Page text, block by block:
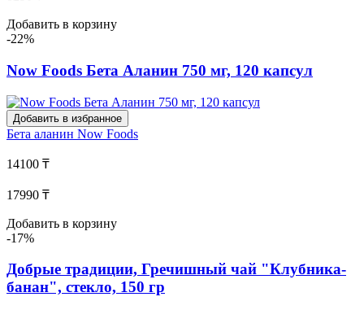
Добавить в корзину
-22%
Now Foods Бета Аланин 750 мг, 120 капсул
Добавить в избранное
Бета аланин Now Foods
14100 ₸
17990 ₸
Добавить в корзину
-17%
Добрые традиции, Гречишный чай "Клубника-
банан", стекло, 150 гр